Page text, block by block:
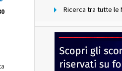
Ricerca tra tutte le